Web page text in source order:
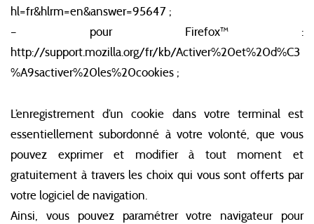
hl=fr&hlrm=en&answer=95647 ;
– pour Firefox™ :
http://support.mozilla.org/fr/kb/Activer%20et%20d%C3
%A9sactiver%20les%20cookies ;
L’enregistrement d’un cookie dans votre terminal est
essentiellement subordonné à votre volonté, que vous
pouvez exprimer et modifier à tout moment et
gratuitement à travers les choix qui vous sont offerts par
votre logiciel de navigation.
Ainsi, vous pouvez paramétrer votre navigateur pour